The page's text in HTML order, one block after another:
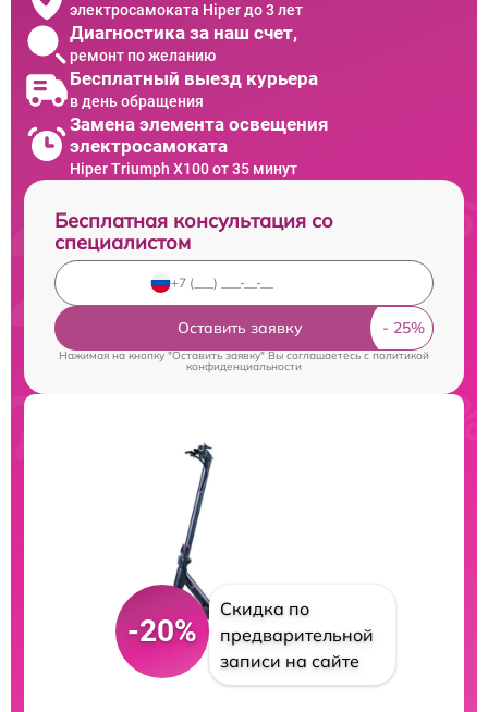
электросамоката Hiper до 3 лет
Диагностика за наш счет,
ремонт по желанию
Бесплатный выезд курьера
в день обращения
Замена элемента освещения
электросамоката
Hiper Triumph X100 от 35 минут
Бесплатная консультация со
специалистом
Оставить заявку
Нажимая на кнопку "Оставить заявку" Вы соглашаетесь cполитикой
конфиденциальности
-20%
Скидка по
предварительной
записи на сайте